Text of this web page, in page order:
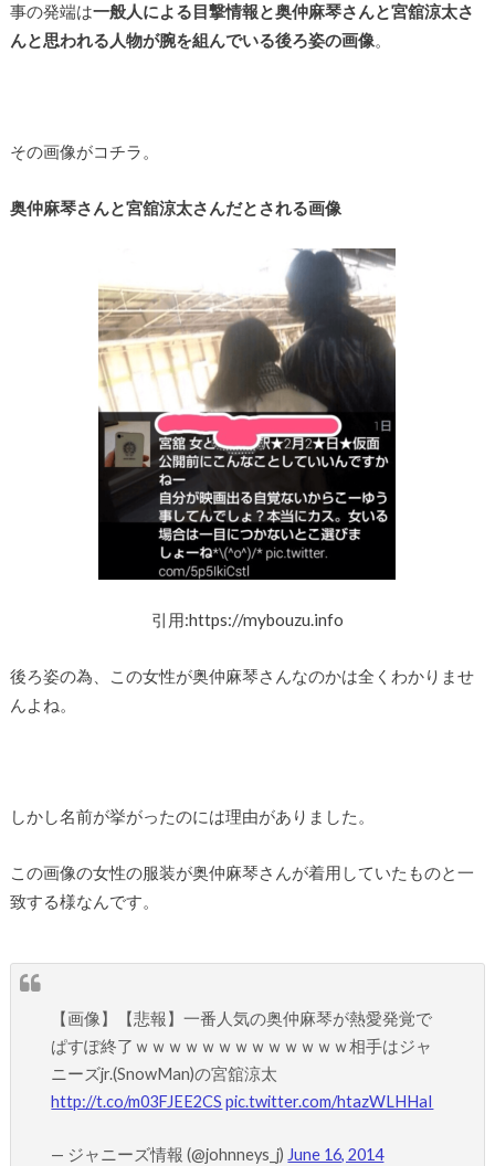
事の発端は一般人による目撃情報と奥仲麻琴さんと宮舘涼太さ
んと思われる人物が腕を組んでいる後ろ姿の画像。
その画像がコチラ。
奥仲麻琴さんと宮舘涼太さんだとされる画像
引用:https://mybouzu.info
後ろ姿の為、この女性が奥仲麻琴さんなのかは全くわかりませ
んよね。
しかし名前が挙がったのには理由がありました。
この画像の女性の服装が奥仲麻琴さんが着用していたものと一
致する様なんです。
【画像】【悲報】一番人気の奥仲麻琴が熱愛発覚で
ぱすぽ終了ｗｗｗｗｗｗｗｗｗｗｗｗｗ相手はジャ
ニーズjr.(SnowMan)の宮舘涼太
http://t.co/m03FJEE2CS pic.twitter.com/htazWLHHaI
— ジャニーズ情報 (@johnneys_j) June 16, 2014